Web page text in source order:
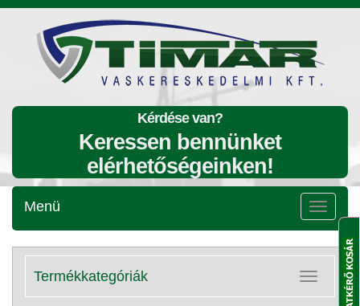
Kérdése van?
Keressen bennünket
elérhetőségeinken!
Menü
Menü
Kategóriák
lenyitása
Termékkategóriák